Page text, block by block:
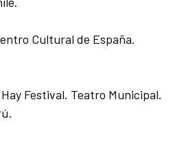
Cultural de España.
Festival. Teatro Municipal.